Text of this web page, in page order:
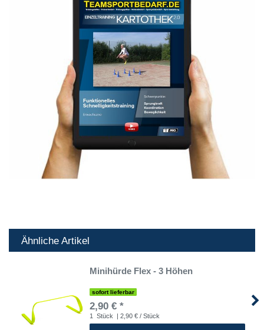
Ähnliche Artikel
Minihürde Flex - 3 Höhen
sofort lieferbar
2,90 € *
1 Stück | 2,90 € / Stück